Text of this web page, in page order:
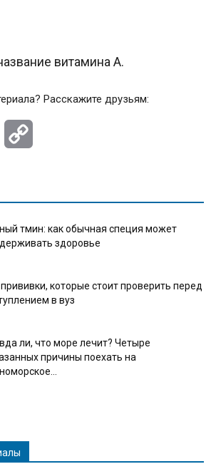
витамина A.
Расскажите друзьям:
Telegram
тмин: как обычная специя может
здоровье
которые стоит проверить перед
в вуз
ли, что море лечит? Четыре
причины поехать на